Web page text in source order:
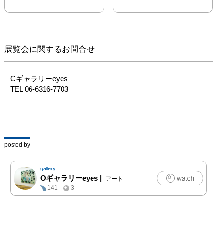
展覧会に関するお問合せ
Oギャラリーeyes
TEL 06-6316-7703
posted by
gallery
Oギャラリーeyes |
アート
141
3